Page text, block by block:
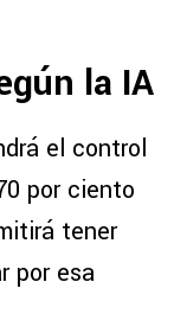
la IA
el control
por ciento
tener
por esa